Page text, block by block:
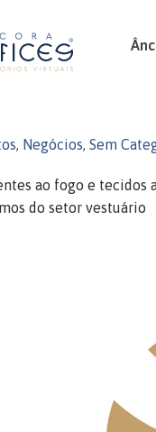
, Negócios, Sem
ao fogo e tecidos
do setor vestuário